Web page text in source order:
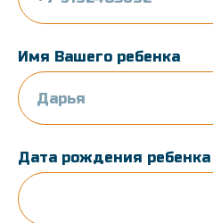
Имя Вашего ребенка
Дата рождения ребенка